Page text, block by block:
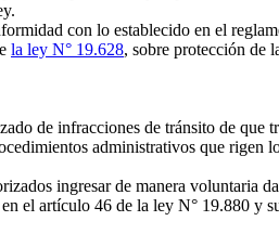
con lo establecido en el
la ley N° 19.628, sobre protección de
de infracciones de tránsito de que
administrativos que rigen
ingresar de manera voluntaria
el artículo 46 de la ley N° 19.880 y